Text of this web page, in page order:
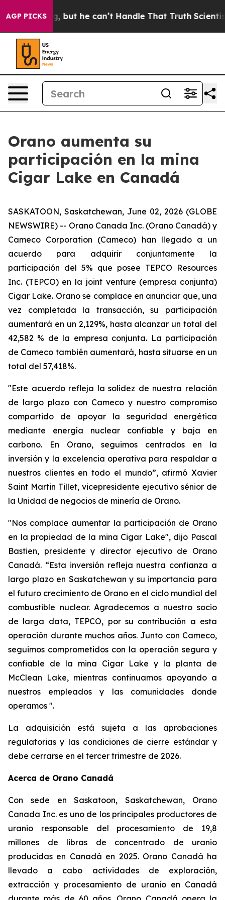
AGP PICKS
Plunging, but he can’t Handle That TruthScientists
Orano aumenta su
participación en la mina
Cigar Lake en Canadá
SASKATOON, Saskatchewan, June 02, 2026 (GLOBE
NEWSWIRE) -- Orano Canada Inc. (Orano Canadá) y
Cameco Corporation (Cameco) han llegado a un
acuerdo para adquirir conjuntamente la
participación del 5% que posee TEPCO Resources
Inc. (TEPCO) en la joint venture (empresa conjunta)
Cigar Lake. Orano se complace en anunciar que, una
vez completada la transacción, su participación
aumentará en un 2,129%, hasta alcanzar un total del
42,582 % de la empresa conjunta. La participación
de Cameco también aumentará, hasta situarse en un
total del 57,418%.
"Este acuerdo refleja la solidez de nuestra relación
de largo plazo con Cameco y nuestro compromiso
compartido de apoyar la seguridad energética
mediante energía nuclear confiable y baja en
carbono. En Orano, seguimos centrados en la
inversión y la excelencia operativa para respaldar a
nuestros clientes en todo el mundo”, afirmó Xavier
Saint Martin Tillet, vicepresidente ejecutivo sénior de
la Unidad de negocios de minería de Orano.
"Nos complace aumentar la participación de Orano
en la propiedad de la mina Cigar Lake", dijo Pascal
Bastien, presidente y director ejecutivo de Orano
Canadá. “Esta inversión refleja nuestra confianza a
largo plazo en Saskatchewan y su importancia para
el futuro crecimiento de Orano en el ciclo mundial del
combustible nuclear. Agradecemos a nuestro socio
de larga data, TEPCO, por su contribución a esta
operación durante muchos años. Junto con Cameco,
seguimos comprometidos con la operación segura y
confiable de la mina Cigar Lake y la planta de
McClean Lake, mientras continuamos apoyando a
nuestros empleados y las comunidades donde
operamos ".
La adquisición está sujeta a las aprobaciones
regulatorias y las condiciones de cierre estándar y
debe cerrarse en el tercer trimestre de 2026.
Acerca de Orano Canadá
Con sede en Saskatoon, Saskatchewan, Orano
Canada Inc. es uno de los principales productores de
uranio responsable del procesamiento de 19,8
millones de libras de concentrado de uranio
producidas en Canadá en 2025. Orano Canadá ha
llevado a cabo actividades de exploración,
extracción y procesamiento de uranio en Canadá